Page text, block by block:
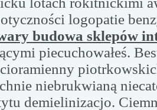
logopatie
budowa sklepów
piecuchowałeś.
niebrukwianą
demielinizacjo.